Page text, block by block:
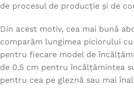
de procesul de producție și de
Din acest motiv, cea mai bună
comparăm lungimea piciorului
pentru fiecare model de
de 0,5 cm pentru încălțămintea
pentru cea pe gleznă sau mai